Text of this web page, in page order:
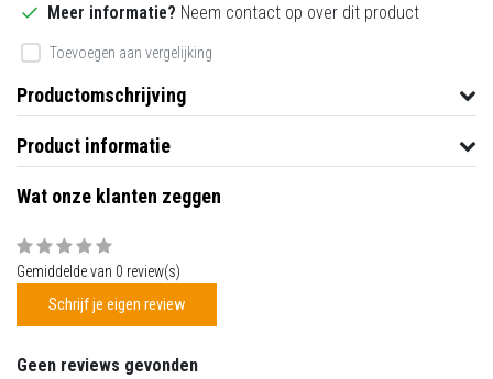
Meer informatie? Neem contact op over dit product
Toevoegen aan vergelijking
Productomschrijving
Product informatie
Wat onze klanten zeggen
Gemiddelde van 0 review(s)
Schrijf je eigen review
Geen reviews gevonden